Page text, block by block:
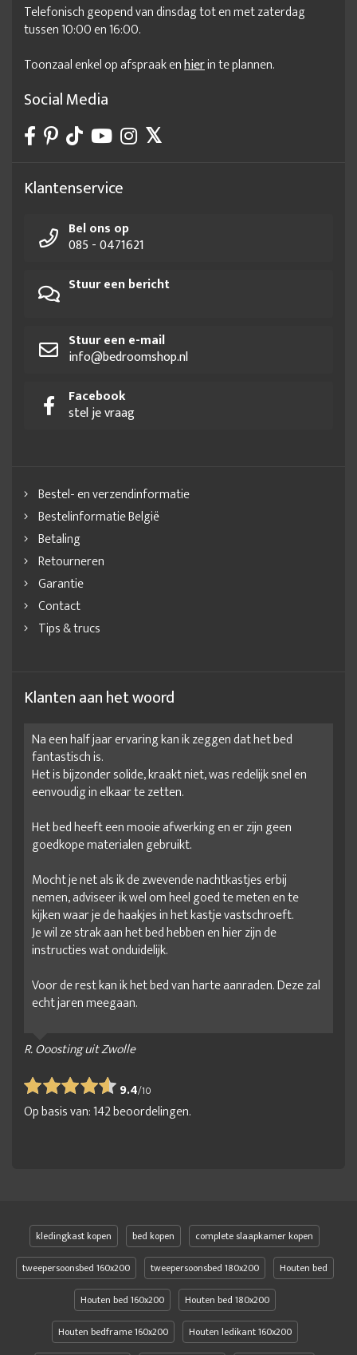
Telefonisch geopend van dinsdag tot en met zaterdag
tussen 10:00 en 16:00.
Toonzaal enkel op afspraak enhierin te plannen.
Social Media
Klantenservice
Bel ons op
085 - 0471621
Stuur een bericht
Stuur een e-mail
info@bedroomshop.nl
Facebook
stel je vraag
Bestel- en verzendinformatie
Bestelinformatie België
Betaling
Retourneren
Garantie
Contact
Tips & trucs
Klanten aan het woord
Na een half jaar ervaring kan ik zeggen dat het bed
fantastisch is.
Het is bijzonder solide, kraakt niet, was redelijk snel en
eenvoudig in elkaar te zetten.
Het bed heeft een mooie afwerking en er zijn geen
goedkope materialen gebruikt.
Mocht je net als ik de zwevende nachtkastjes erbij
nemen, adviseer ik wel om heel goed te meten en te
kijken waar je de haakjes in het kastje vastschroeft.
Je wil ze strak aan het bed hebben en hier zijn de
instructies wat onduidelijk.
Voor de rest kan ik het bed van harte aanraden. Deze zal
echt jaren meegaan.
R. Ooosting uit Zwolle
9.4/10
Op basis van:142beoordelingen.
kledingkast kopen bed kopen
complete slaapkamer kopen
tweepersoonsbed 160x200
tweepersoonsbed 180x200
Houten bed
Houten bed 160x200
Houten bed 180x200
Houten bedframe 160x200
Houten ledikant 160x200